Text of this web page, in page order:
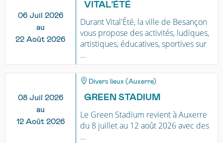
06 Juil 2026
au
22 Août 2026
VITAL’ÉTÉ
Durant Vital'Été, la ville de Besançon
vous propose des activités, ludiques,
artistiques, éducatives, sportives sur
...
08 Juil 2026
au
12 Août 2026
Divers lieux (Auxerre)
GREEN STADIUM
Le Green Stadium revient à Auxerre
du 8 juillet au 12 août 2026 avec des
...